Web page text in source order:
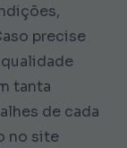
precise
tanta
de cada
no site